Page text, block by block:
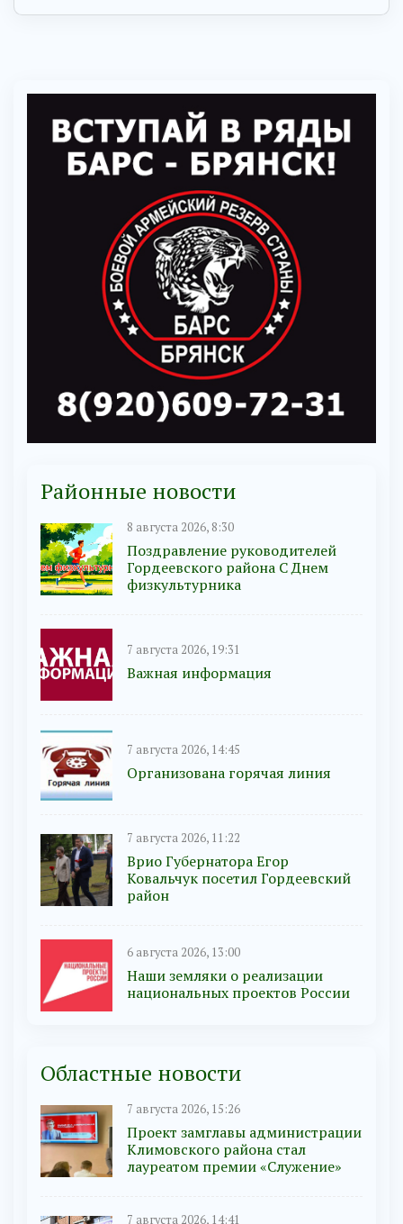
Районные новости
8 августа 2026, 8:30
Поздравление руководителей
Гордеевского района С Днем
физкультурника
7 августа 2026, 19:31
Важная информация
7 августа 2026, 14:45
Организована горячая линия
7 августа 2026, 11:22
Врио Губернатора Егор
Ковальчук посетил Гордеевский
район
6 августа 2026, 13:00
Наши земляки о реализации
национальных проектов России
Областные новости
7 августа 2026, 15:26
Проект замглавы администрации
Климовского района стал
лауреатом премии «Служение»
7 августа 2026, 14:41